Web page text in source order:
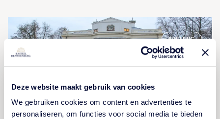
Deze website maakt gebruik van cookies
We gebruiken cookies om content en advertenties te
personaliseren, om functies voor social media te bieden
NIEUWS